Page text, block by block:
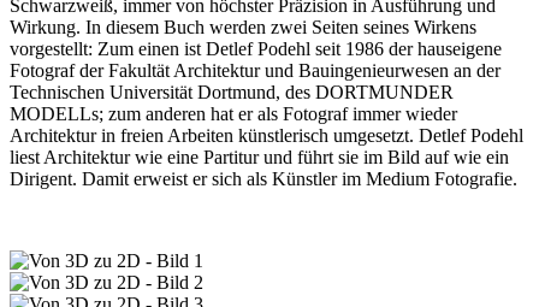
Schwarzweiß, immer von höchster Präzision in Ausführung und
Wirkung. In diesem Buch werden zwei Seiten seines Wirkens
vorgestellt: Zum einen ist Detlef Podehl seit 1986 der hauseigene
Fotograf der Fakultät Architektur und Bauingenieurwesen an der
Technischen Universität Dortmund, des DORTMUNDER
MODELLs; zum anderen hat er als Fotograf immer wieder
Architektur in freien Arbeiten künstlerisch umgesetzt. Detlef Podehl
liest Architektur wie eine Partitur und führt sie im Bild auf wie ein
Dirigent. Damit erweist er sich als Künstler im Medium Fotografie.